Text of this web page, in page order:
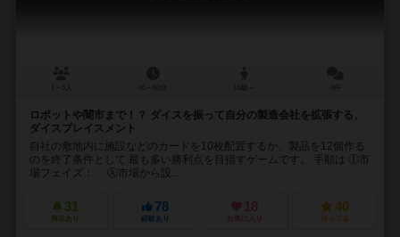
ロボットや闇市まで！？ ダイスを振って自分の製造会社を拡張する、
ダイスプレイスメント
自社の敷地内に施設などのカードを10枚配置するか、製品を12個作る
のを終了条件として 最も多い勝利点を目指すゲームです。 手順は ①市
場フェイズ： Ⓐ市場から設...
31
興味あり
78
経験あり
18
お気に入り
40
持ってる